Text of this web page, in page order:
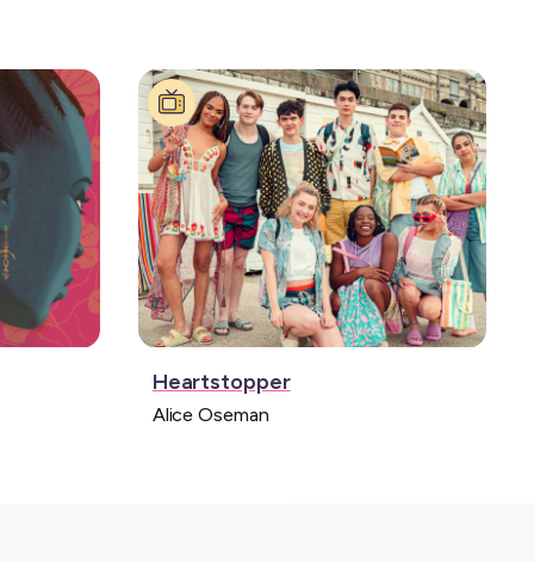
Série:
Heartstopper
Alice Oseman